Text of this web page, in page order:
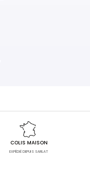
COLIS MAISON
EXPÉDIÉ DEPUIS SARLAT